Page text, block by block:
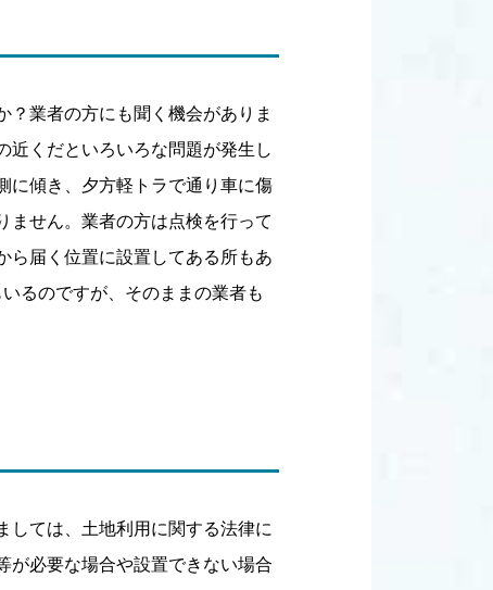
業者の方にも聞く機会がありま
近くだといろいろな問題が発生し
に傾き、夕方軽トラで通り車に傷
ません。業者の方は点検を行って
ら届く位置に設置してある所もあ
るのですが、そのままの業者も
しては、土地利用に関する法律に
が必要な場合や設置できない場合